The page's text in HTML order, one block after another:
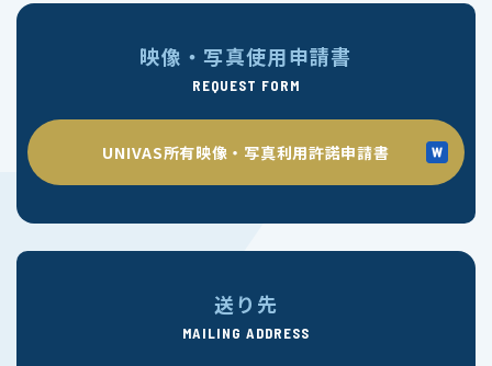
映像・写真使用申請書
REQUEST FORM
UNIVAS所有映像・写真利用許諾申請書
送り先
MAILING ADDRESS